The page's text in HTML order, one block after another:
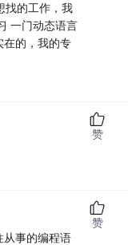
找的工作，我
一门动态语言
在的，我的专
赞
从事的编程语
赞